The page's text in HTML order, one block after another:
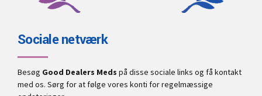
Sociale netværk
Besøg Good Dealers Meds på disse sociale links og få kontakt
med os. Sørg for at følge vores konti for regelmæssige